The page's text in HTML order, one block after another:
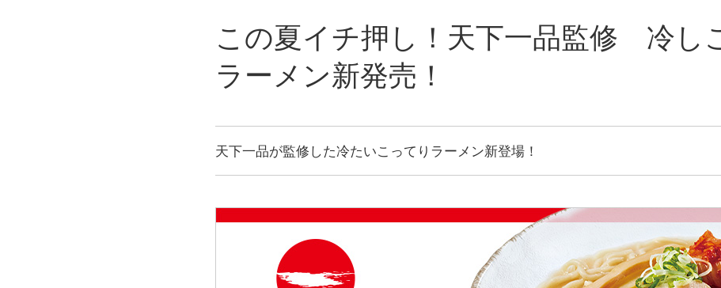
この夏イチ押し！天下一品監修 冷し
ラーメン新発売！
天下一品が監修した冷たいこってりラーメン新登場！